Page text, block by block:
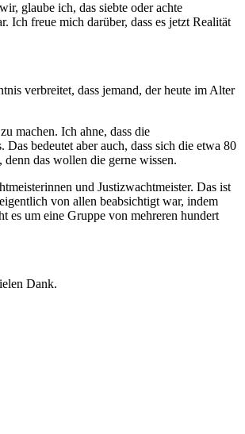
glaube ich, das siebte oder achte
Ich freue mich darüber, dass es jetzt Realität
verbreitet, dass jemand, der heute im Alter
machen. Ich ahne, dass die
bedeutet aber auch, dass sich die etwa 80
das wollen die gerne wissen.
und Justizwachtmeister. Das ist
von allen beabsichtigt war, indem
es um eine Gruppe von mehreren hundert
Dank.